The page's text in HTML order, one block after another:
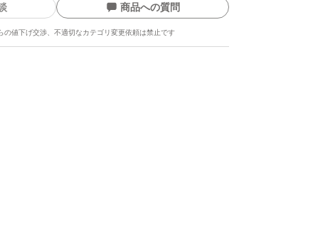
商品への質問
の値下げ交渉、不適切なカテゴリ変更依頼は禁止です